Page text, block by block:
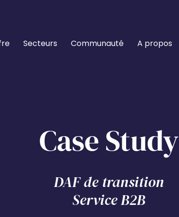
Secteurs Communauté A propos
Case Study
DAF de transition
Service B2B